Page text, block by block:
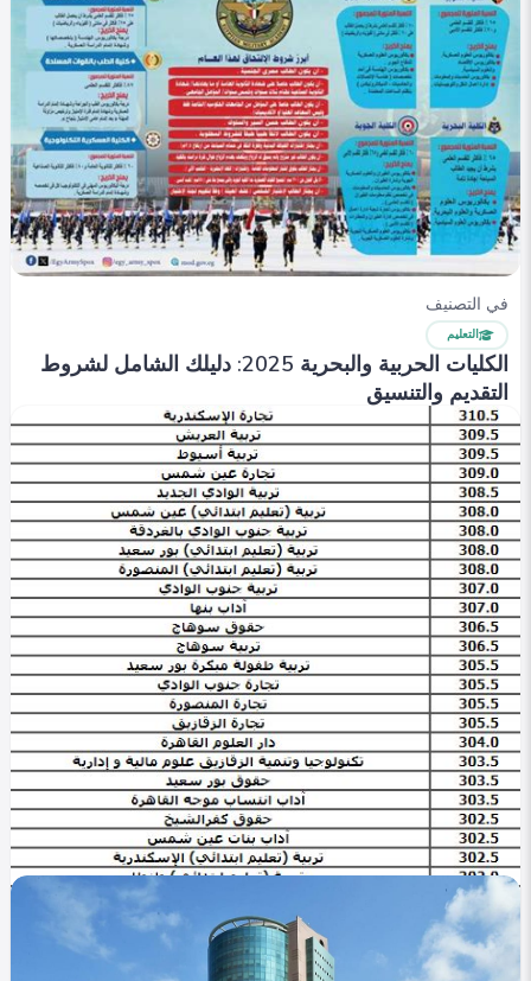
في التصنيف
التعليم
الكليات الحربية والبحرية 2025: دليلك الشامل لشروط
التقديم والتنسيق
Shahenda hassan
0
347
0